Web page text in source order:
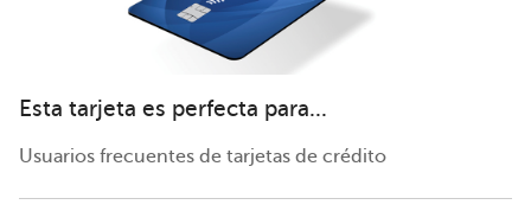
Esta tarjeta es perfecta para...
Usuarios frecuentes de tarjetas de crédito